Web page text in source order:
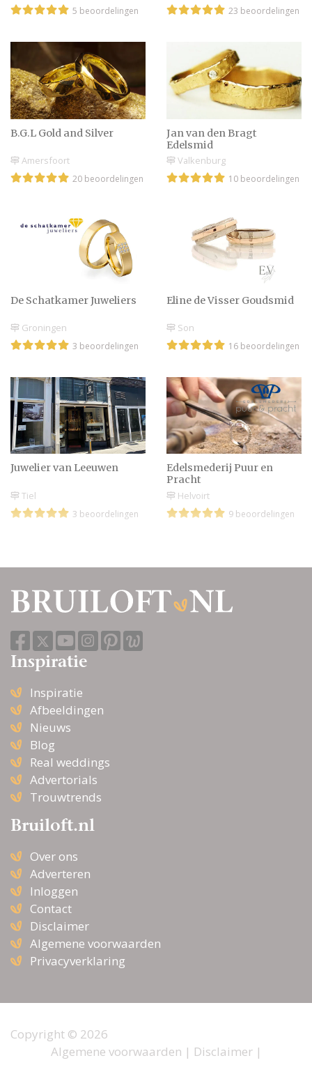
5 beoordelingen 23 beoordelingen
B.G.L Gold and Silver
Amersfoort
20 beoordelingen
Jan van den Bragt
Edelsmid
Valkenburg
10 beoordelingen
De Schatkamer Juweliers
Groningen
3 beoordelingen
Eline de Visser Goudsmid
Son
16 beoordelingen
Juwelier van Leeuwen
Tiel
3 beoordelingen
Edelsmederij Puur en
Pracht
Helvoirt
9 beoordelingen
Inspiratie
Inspiratie
Afbeeldingen
Nieuws
Blog
Real weddings
Advertorials
Trouwtrends
Bruiloft.nl
Over ons
Adverteren
Inloggen
Contact
Disclaimer
Algemene voorwaarden
Privacyverklaring
Copyright © 2026
Algemene voorwaarden | Disclaimer|